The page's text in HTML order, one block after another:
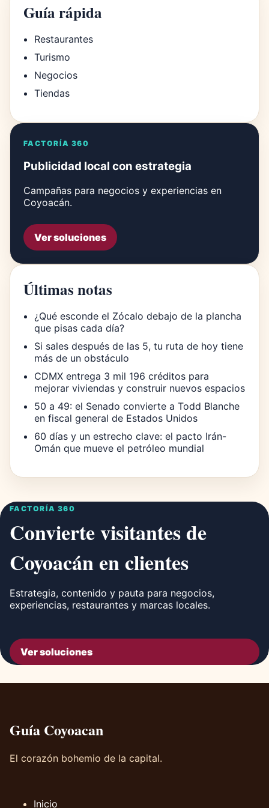
Guía rápida
Restaurantes
Turismo
Negocios
Tiendas
FACTORÍA 360
Publicidad local con estrategia
Campañas para negocios y experiencias en
Coyoacán.
Ver soluciones
Últimas notas
¿Qué esconde el Zócalo debajo de la plancha
que pisas cada día?
Si sales después de las 5, tu ruta de hoy tiene
más de un obstáculo
CDMX entrega 3 mil 196 créditos para
mejorar viviendas y construir nuevos espacios
50 a 49: el Senado convierte a Todd Blanche
en fiscal general de Estados Unidos
60 días y un estrecho clave: el pacto Irán-
Omán que mueve el petróleo mundial
FACTORÍA 360
Convierte visitantes de
Coyoacán en clientes
Estrategia, contenido y pauta para negocios,
experiencias, restaurantes y marcas locales.
Ver soluciones
Guía Coyoacan
El corazón bohemio de la capital.
Inicio